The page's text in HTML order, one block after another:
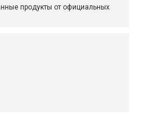
продукты от официальных